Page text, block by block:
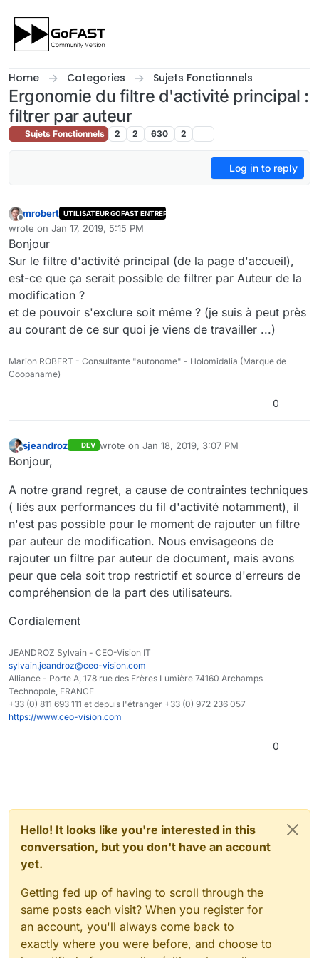
Home Categories Sujets Fonctionnels
Ergonomie du filtre d'activité principal :
filtrer par auteur
Sujets Fonctionnels 2 2 630 2
Log in to reply
Offline
mrobert UTILISATEUR GOFAST ENTREPRISE
wrote on Jan 17, 2019, 5:15 PM
last edited by
Bonjour
Sur le filtre d'activité principal (de la page d'accueil),
est-ce que ça serait possible de filtrer par Auteur de la
modification ?
et de pouvoir s'exclure soit même ? (je suis à peut près
au courant de ce sur quoi je viens de travailler ...)
Marion ROBERT - Consultante "autonome" - Holomidalia (Marque de
Coopaname)
0
Offline
sjeandroz DEV wrote on Jan 18, 2019, 3:07 PM
last edited by
Bonjour,
A notre grand regret, a cause de contraintes techniques
( liés aux performances du fil d'activité notamment), il
n'est pas possible pour le moment de rajouter un filtre
par auteur de modification. Nous envisageons de
rajouter un filtre par auteur de document, mais avons
peur que cela soit trop restrictif et source d'erreurs de
compréhension de la part des utilisateurs.
Cordialement
JEANDROZ Sylvain - CEO-Vision IT
sylvain.jeandroz@ceo-vision.com
Alliance - Porte A, 178 rue des Frères Lumière 74160 Archamps
Technopole, FRANCE
+33 (0) 811 693 111 et depuis l'étranger +33 (0) 972 236 057
https://www.ceo-vision.com
0
Hello! It looks like you're interested in this
conversation, but you don't have an account
yet.
Getting fed up of having to scroll through the
same posts each visit? When you register for
an account, you'll always come back to
exactly where you were before, and choose to